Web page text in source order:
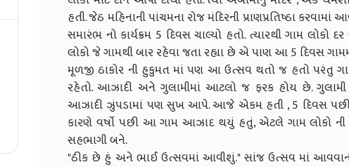
હતી. જેઠ મહિનાની પાંચમના રોજ મંદિરની પ્રાણપ્રતિષ્ઠા
સમારંભ નો કાર્યક્રમ 5 દિવસ ચાલ્યો હતો. ત્યારથી ગામ લોકો
લોકો જે ગામથી બાર રહેવા જતા રહ્યા છે એ પાણ આ 5 દિવસ
મૂળજી ઠાકોર ની હુકુમત માં પણ આ ઉત્સવ થતો જ હતો પરંતુ
રહેતો. આઝાદી અને ગુલામીમાં આટલો જ ફરક હોય છે.
આઝાદી ઝુંપડામાં પણ સુખ આપે. આજે એકમ હતી , 5 દિવસ
કારણે વર્ષો પછી આ ગામ આઝાદ થયું હતું, એટલે ગામ લોકો
સહભાગી બને.
"ઠીક છે હું અને ભાઈ ઉત્સવમાં આવીશું." સાંજ ઉત્સવ માં